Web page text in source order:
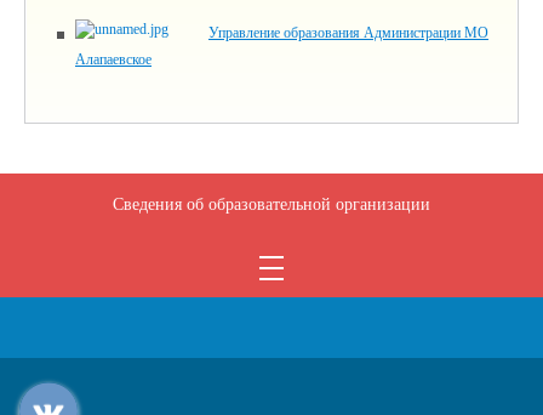
Управление образования Администрации МО
Алапаевское
Сведения об образовательной организации